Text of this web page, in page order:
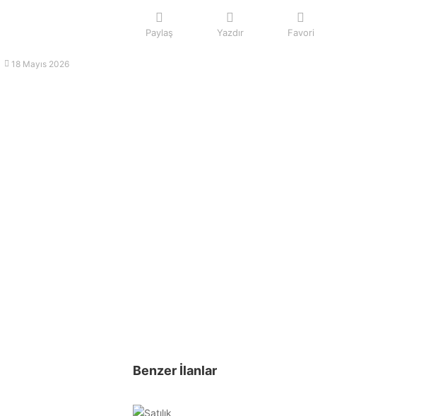
18 Mayıs 2026
Paylaş Yazdır Favori
Benzer İlanlar